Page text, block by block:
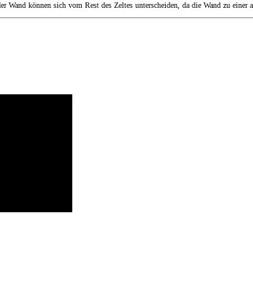
Wand können sich vom Rest des Zeltes unterscheiden, da die Wand zu